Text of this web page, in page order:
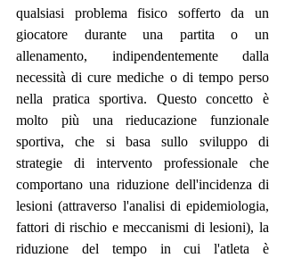
qualsiasi problema fisico sofferto da un
giocatore durante una partita o un
allenamento, indipendentemente dalla
necessità di cure mediche o di tempo perso
nella pratica sportiva. Questo concetto è
molto più una rieducazione funzionale
sportiva, che si basa sullo sviluppo di
strategie di intervento professionale che
comportano una riduzione dell'incidenza di
lesioni (attraverso l'analisi di epidemiologia,
fattori di rischio e meccanismi di lesioni), la
riduzione del tempo in cui l'atleta è